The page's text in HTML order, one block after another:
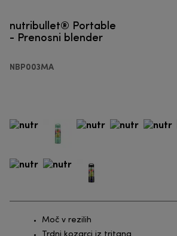
nutribullet® Portable
- Prenosni blender
NBP003MA
Moč v rezilih